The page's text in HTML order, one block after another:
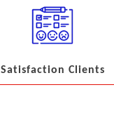
Satisfaction Clients